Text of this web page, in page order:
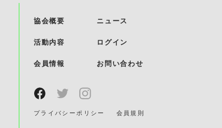
協会概要 ニュース
活動内容 ログイン
会員情報 お問い合わせ
プライバシーポリシー 会員規則